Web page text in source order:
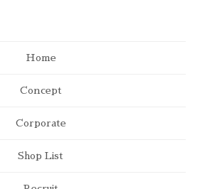
Home
Concept
Corporate
Shop List